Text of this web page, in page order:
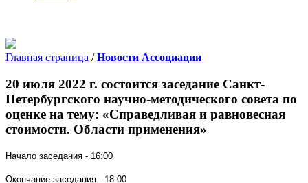
Главная страница / Новости Ассоциации
20 июля 2022 г. состоится заседание Санкт-
Петербургского научно-методического совета по
оценке на тему: «Справедливая и равновесная
стоимости. Области применения»
Начало заседания - 16:00
Окончание заседания - 18:00